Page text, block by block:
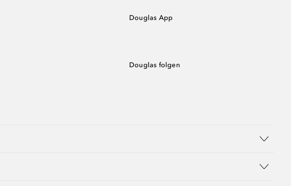
Douglas App
Douglas folgen